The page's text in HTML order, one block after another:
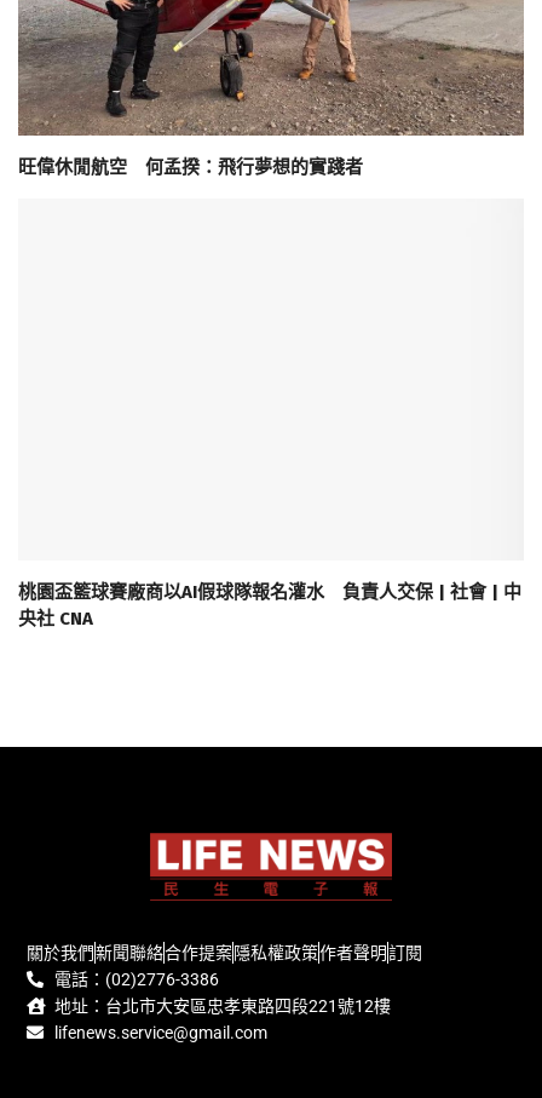
旺偉休閒航空 何孟揆：飛行夢想的實踐者
桃園盃籃球賽廠商以AI假球隊報名灌水 負責人交保 | 社會 | 中
央社 CNA
關於我們新聞聯絡合作提案隱私權政策作者聲明訂閱
電話：(02)2776-3386
地址：台北市大安區忠孝東路四段221號12樓
lifenews.service@gmail.com